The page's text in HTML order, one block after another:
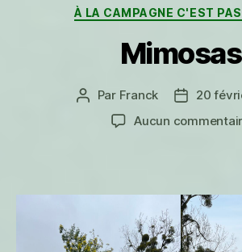
À LA CAMPAGNE C'EST
Mimosas
Auteur
l’article
Par Franck
Date
20
Aucun